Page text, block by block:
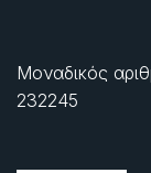
Μοναδικός
232245